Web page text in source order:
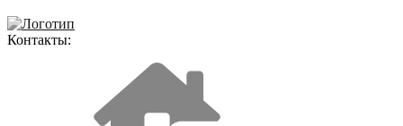
Контакты: